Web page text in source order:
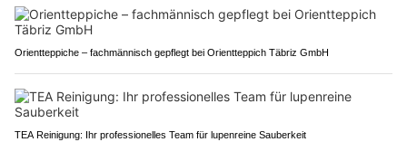
Orientteppiche – fachmännisch gepflegt bei Orientteppich Täbriz GmbH
TEA Reinigung: Ihr professionelles Team für lupenreine Sauberkeit